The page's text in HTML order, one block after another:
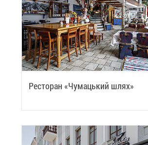
Ре­сто­ран «Чу­ма­ць­кий шлях»